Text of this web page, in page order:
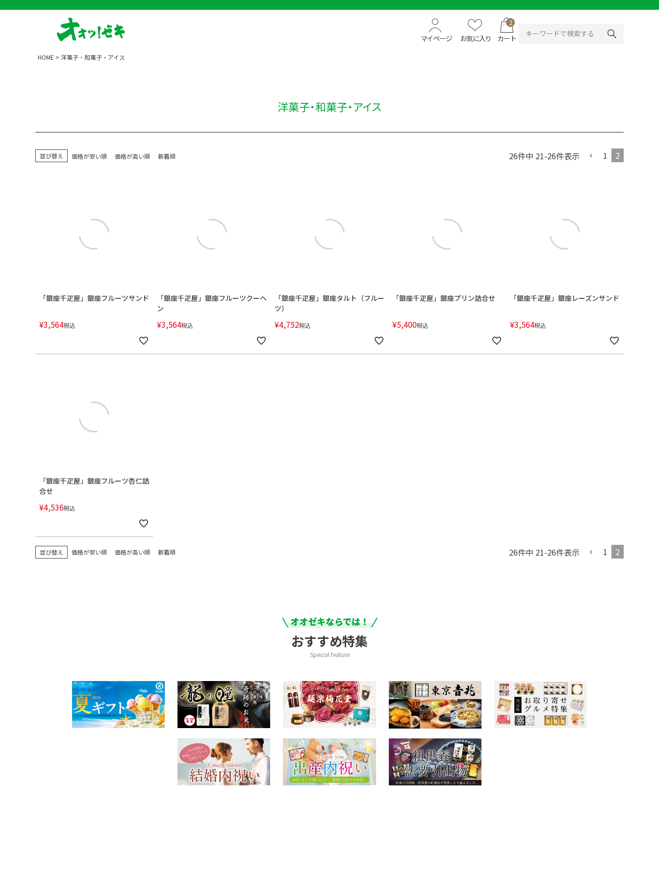
マイページ お気に入り
2
カート
HOME 洋菓子・和菓子・アイス
洋菓子・和菓子・アイス
並び替え 価格が安い順 価格が高い順 新着順 26件中 21-26件表示 1 2
「銀座千疋屋」銀座フルーツサンド
¥3,564税込
「銀座千疋屋」銀座フルーツクーヘ
ン
¥3,564税込
「銀座千疋屋」銀座タルト（フルー
ツ）
¥4,752税込
「銀座千疋屋」銀座プリン詰合せ
¥5,400税込
「銀座千疋屋」銀座レーズンサンド
¥3,564税込
「銀座千疋屋」銀座フルーツ杏仁詰
合せ
¥4,536税込
並び替え 価格が安い順 価格が高い順 新着順 26件中 21-26件表示 1 2
オオゼキならでは！
おすすめ特集
Special feature